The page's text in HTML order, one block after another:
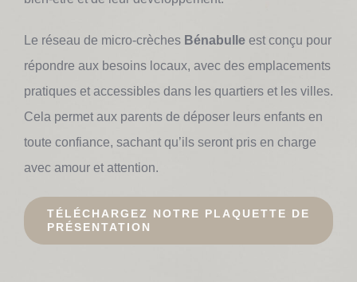
Le réseau de micro-crèches Bénabulleest conçu pour
répondre aux besoins locaux, avec des emplacements
pratiques et accessibles dans les quartiers et les villes.
Cela permet aux parents de déposer leurs enfants en
toute confiance, sachant qu’ils seront pris en charge
avec amour et attention.
TÉLÉCHARGEZ NOTRE PLAQUETTE DE
PRÉSENTATION